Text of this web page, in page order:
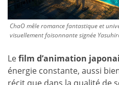
ChaO mêle romance fantastique et
visuellement foisonnante signée
Lefilm d’animation
énergie constante, aussi